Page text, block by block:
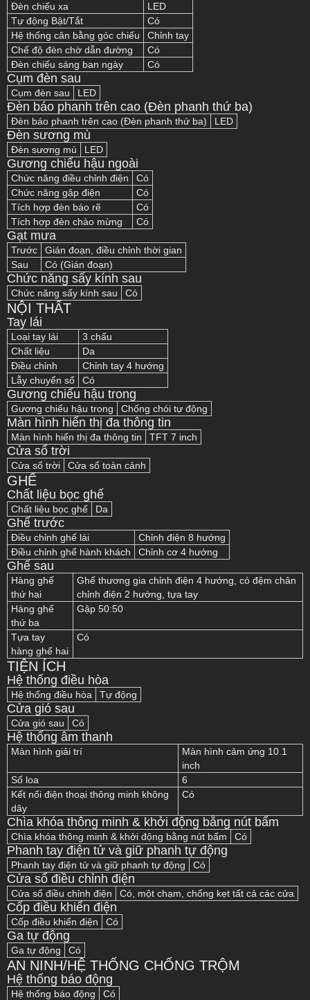
Đèn chiếu xa
LED
Tự động Bật/Tắt
Có
Hệ thống cân bằng góc chiếu
Chỉnh tay
Chế độ đèn chờ dẫn đường
Có
Đèn chiếu sáng ban ngày
Có
Cụm đèn sau
Cụm đèn sau LED
Đèn báo phanh trên cao (Đèn phanh thứ ba)
Đèn báo phanh trên cao (Đèn phanh thứ ba) LED
Đèn sương mù
Đèn sương mù LED
Gương chiếu hậu ngoài
Chức năng điều chỉnh điện
Có
Chức năng gập điện
Có
Tích hợp đèn báo rẽ
Có
Tích hợp đèn chào mừng
Có
Gạt mưa
Trước
Gián đoạn, điều chỉnh thời gian
Sau
Có (Gián đoạn)
Chức năng sấy kính sau
Chức năng sấy kính sau Có
NỘI THẤT
Tay lái
Loại tay lái
3 chấu
Chất liệu
Da
Điều chỉnh
Chỉnh tay 4 hướng
Lẫy chuyển số
Có
Gương chiếu hậu trong
Gương chiếu hậu trong Chống chói tự động
Màn hình hiển thị đa thông tin
Màn hình hiển thị đa thông tin TFT 7 inch
Cửa sổ trời
Cửa sổ trời Cửa sổ toàn cảnh
GHẾ
Chất liệu bọc ghế
Chất liệu bọc ghế Da
Ghế trước
Điều chỉnh ghế lái
Chỉnh điện 8 hướng
Điều chỉnh ghế hành khách
Chỉnh cơ 4 hướng
Ghế sau
Hàng ghế
thứ hai
Ghế thương gia chỉnh điện 4 hướng, có đệm chân
chỉnh điện 2 hướng, tựa tay
Hàng ghế
thứ ba
Gập 50:50
Tựa tay
hàng ghế hai
Có
TIỆN ÍCH
Hệ thống điều hòa
Hệ thống điều hòa Tự động
Cửa gió sau
Cửa gió sau Có
Hệ thống âm thanh
Màn hình giải trí
Màn hình cảm ứng 10.1
inch
Số loa
6
Kết nối điện thoại thông minh không
dây
Có
Chìa khóa thông minh & khởi động bằng nút bấm
Chìa khóa thông minh & khởi động bằng nút bấm Có
Phanh tay điện tử và giữ phanh tự động
Phanh tay điện tử và giữ phanh tự động Có
Cửa sổ điều chỉnh điện
Cửa sổ điều chỉnh điện Có, một chạm, chống kẹt tất cả các cửa
Cốp điều khiển điện
Cốp điều khiển điện Có
Ga tự động
Ga tự động Có
AN NINH/HỆ THỐNG CHỐNG TRỘM
Hệ thống báo động
Hệ thống báo động Có